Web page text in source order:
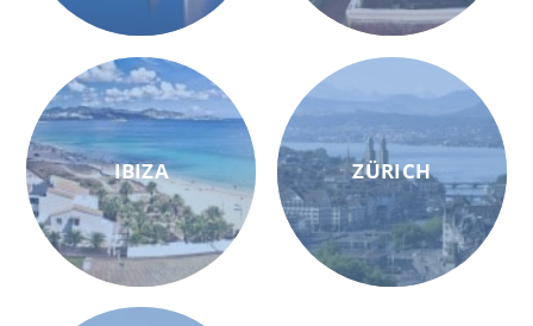
IBIZA ZÜRICH